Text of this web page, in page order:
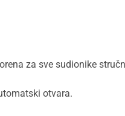
za sve sudionike
otvara.